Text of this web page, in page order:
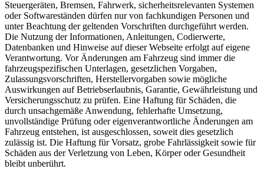
Steuergeräten, Bremsen, Fahrwerk, sicherheitsrelevanten Systemen
oder Softwareständen dürfen nur von fachkundigen Personen und
unter Beachtung der geltenden Vorschriften durchgeführt werden.
Die Nutzung der Informationen, Anleitungen, Codierwerte,
Datenbanken und Hinweise auf dieser Webseite erfolgt auf eigene
Verantwortung. Vor Änderungen am Fahrzeug sind immer die
fahrzeugspezifischen Unterlagen, gesetzlichen Vorgaben,
Zulassungsvorschriften, Herstellervorgaben sowie mögliche
Auswirkungen auf Betriebserlaubnis, Garantie, Gewährleistung und
Versicherungsschutz zu prüfen. Eine Haftung für Schäden, die
durch unsachgemäße Anwendung, fehlerhafte Umsetzung,
unvollständige Prüfung oder eigenverantwortliche Änderungen am
Fahrzeug entstehen, ist ausgeschlossen, soweit dies gesetzlich
zulässig ist. Die Haftung für Vorsatz, grobe Fahrlässigkeit sowie für
Schäden aus der Verletzung von Leben, Körper oder Gesundheit
bleibt unberührt.